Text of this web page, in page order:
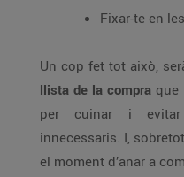
Fixar-te en
Un cop fet tot això,
llista de la compra que
per cuinar i evitar
innecessaris. I,
el moment d’anar a